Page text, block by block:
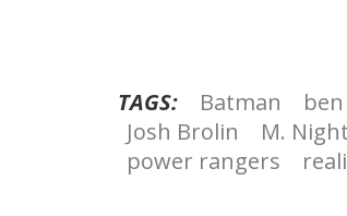
TAGS: Batman
Josh Brolin
M.
power rangers